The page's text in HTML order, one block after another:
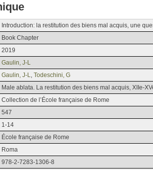
Introduction: la restitution des biens mal acquis, une
Book Chapter
2019
Gaulin, J-L
Gaulin, J-L
Todeschini, G
Male ablata. La restitution des biens mal acquis, XIIe-
Collection de l’École française de Rome
547
1-14
École française de Rome
Roma
978-2-7283-1306-8